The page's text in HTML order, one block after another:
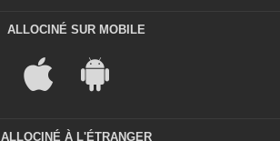
ALLOCINÉ SUR MOBILE
ALLOCINÉ À L'ÉTRANGER